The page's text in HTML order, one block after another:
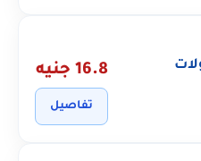
16.8 جنيه
تفاصيل